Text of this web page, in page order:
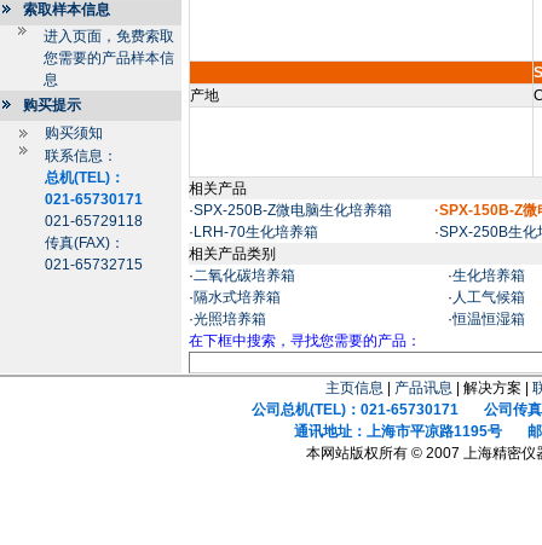
索取样本信息
进入页面，免费索取
您需要的产品样本信
息
购买提示
购买须知
联系信息：
总机(TEL)：
021-65730171
021-65729118
传真(FAX)：
021-65732715
产地
相关产品
·SPX-250B-Z微电脑生化培养箱
·SPX-150B-Z
· LRH-70生化培养箱 ·SPX-250B生化
相关产品类别
·二氧化碳培养箱 ·生化培养箱
·隔水式培养箱 · 人工气候箱
·光照培养箱 ·恒温恒湿箱
在下框中搜索，寻找您需要的产品：
主页信息 产品讯息 | 解决方案 |
公司总机(TEL)：021-65730171 公司传真
通讯地址：上海市平凉路1195号 邮
本网站版权所有 © 2007 上海精密仪